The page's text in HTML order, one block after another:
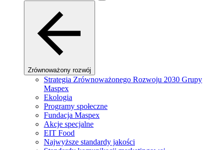
Zrównoważony rozwój
Strategia Zrównoważonego Rozwoju 2030 Grupy
Maspex
Ekologia
Programy społeczne
Fundacja Maspex
Akcje specjalne
EIT Food
Najwyższe standardy jakości